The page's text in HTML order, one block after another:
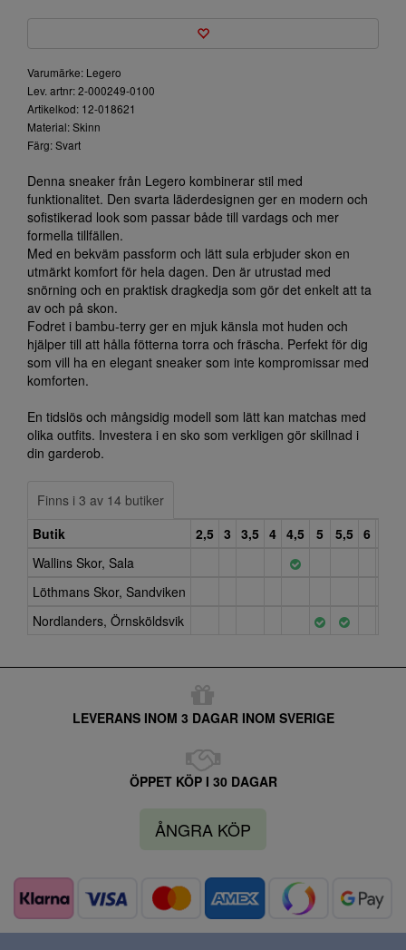
Varumärke: Legero
Lev. artnr: 2-000249-0100
Artikelkod: 12-018621
Material: Skinn
Färg: Svart
Denna sneaker från Legero kombinerar stil med
funktionalitet. Den svarta läderdesignen ger en modern och
sofistikerad look som passar både till vardags och mer
formella tillfällen.
Med en bekväm passform och lätt sula erbjuder skon en
utmärkt komfort för hela dagen. Den är utrustad med
snörning och en praktisk dragkedja som gör det enkelt att ta
av och på skon.
Fodret i bambu-terry ger en mjuk känsla mot huden och
hjälper till att hålla fötterna torra och fräscha. Perfekt för dig
som vill ha en elegant sneaker som inte kompromissar med
komforten.
En tidslös och mångsidig modell som lätt kan matchas med
olika outfits. Investera i en sko som verkligen gör skillnad i
din garderob.
Finns i 3 av 14 butiker
Butik
2,5 3 3,5 4 4,5 5 5,5 6
Wallins Skor, Sala
Löthmans Skor, Sandviken
Nordlanders, Örnsköldsvik
LEVERANS INOM 3 DAGAR INOM SVERIGE
ÖPPET KÖP I 30 DAGAR
ÅNGRA KÖP